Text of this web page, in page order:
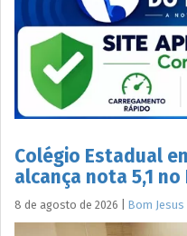
Colégio Estadual
alcança nota 5,1 no
8 de agosto de 2026 Bom Jesus